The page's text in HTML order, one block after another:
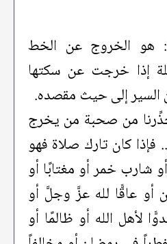
هو الخروج عن الخط
إذا خرجت عن سكتها
السير إلى حيث مقصده.
من صحبة من يخرج
كان تارك صلاة فهو
شارب خمر أو مغتابًا أو
أو عاقًّا لله عزَّ وجلَّ أو
لأهل الله أو ظالمًا أو